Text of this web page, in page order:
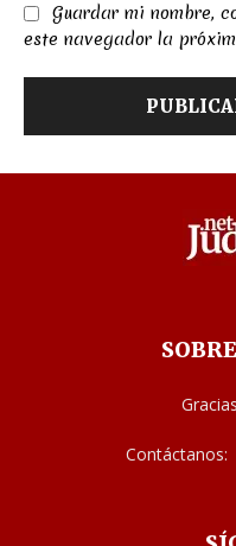
Guardar mi nombre,
este navegador la
Contáctanos: